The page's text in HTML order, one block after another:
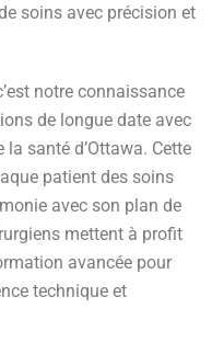
soins avec précision et
notre connaissance
de longue date avec
santé d’Ottawa. Cette
patient des soins
avec son plan de
mettent à profit
avancée pour
technique et